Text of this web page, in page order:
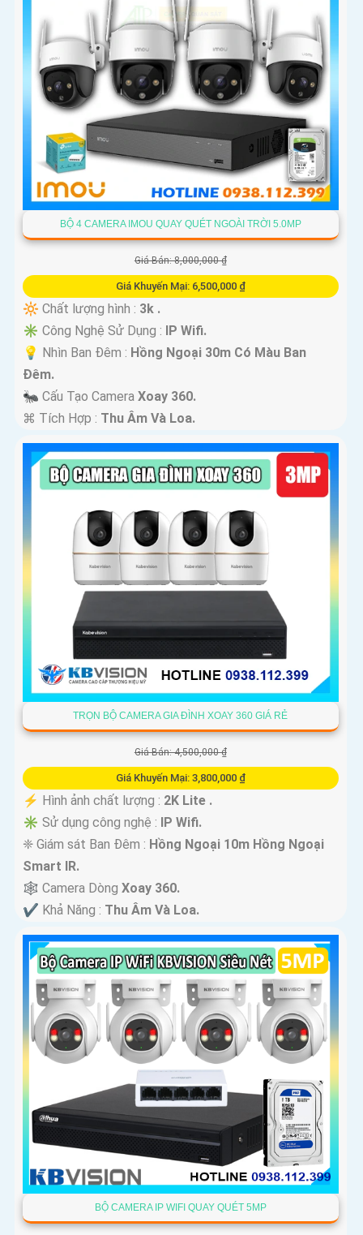
BỘ 4 CAMERA IMOU QUAY QUÉT NGOÀI TRỜI 5.0MP
Giá Bán: 8,000,000 ₫
Giá Khuyến Mại: 6,500,000 ₫
🔆 Chất lượng hình : 3k .
✳️ Công Nghệ Sử Dụng : IP Wifi.
💡 Nhìn Ban Đêm : Hồng Ngoại 30m Có Màu Ban
Ðêm.
🐜 Cấu Tạo Camera Xoay 360.
️⌘ Tích Hợp : Thu Âm Và Loa.
TRỌN BỘ CAMERA GIA ĐÌNH XOAY 360 GIÁ RẺ
Giá Bán: 4,500,000 ₫
Giá Khuyến Mại: 3,800,000 ₫
️⚡ Hình ảnh chất lượng : 2K Lite .
✳️ Sử dụng công nghệ : IP Wifi.
❈ Giám sát Ban Đêm : Hồng Ngoại 10m Hồng Ngoại
Smart IR.
🕸️ Camera Dòng Xoay 360.
️✔️ Khả Năng : Thu Âm Và Loa.
BỘ CAMERA IP WIFI QUAY QUÉT 5MP